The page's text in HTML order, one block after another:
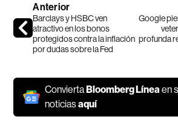
Anterior
Barclays y HSBC ven
atractivo en los bonos
protegidos contra la inflación
por dudas sobre la Fed
Google
profunda
ConviertaBloomberg Líneaen
noticiasaquí